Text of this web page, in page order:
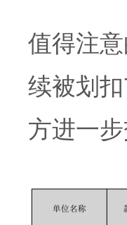
值得注
续被划
方进一